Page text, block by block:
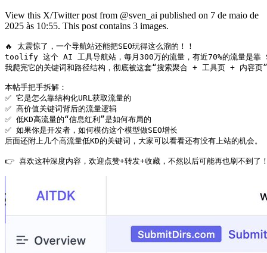
View this X/Twitter post from @sven_ai published on 7 de maio de
2025 às 10:55. This post contains 3 images.
🔥 太震惊了，一个导航站还能把SEO玩得这么溜的！！
toolify 这个 AI 工具导航站，每月300万的流量，有近70%的流量是靠
我爬完它的关键词和路径结构，彻底被这套“搜索聚合 + 工具页 + 内容页
本帖手把手拆解：
✅ 它是怎么靠结构化URL获取流量的
✅ 高价值关键词背后的流量逻辑
✅ 低KD高流量的“信息红利”是如何布局的
✅ 如果你是开发者，如何模仿这个模型做SEO增长
后面还附上几个高流量低KD的关键词，大家可以看看还有没有上站的机会。
👉 喜欢这种深度内容，欢迎点赞+转发+收藏，不然以后可能再也刷不到了